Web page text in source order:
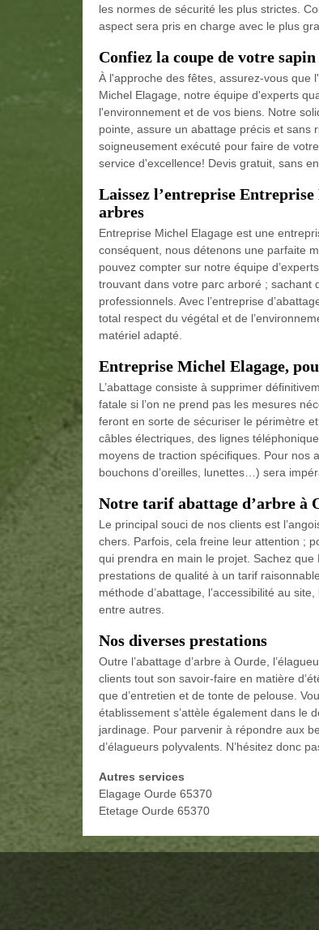
les normes de sécurité les plus strictes.
aspect sera pris en charge avec le plus
Confiez la coupe de votre
À l'approche des fêtes, assurez-vous que
Michel Elagage, notre équipe d'experts
l'environnement et de vos biens. Notre
pointe, assure un abattage précis et sans
soigneusement exécuté pour faire de
service d'excellence! Devis gratuit, sans
Laissez l’entreprise Entreprise
arbres
Entreprise Michel Elagage est une
conséquent, nous détenons une parfaite
pouvez compter sur notre équipe
trouvant dans votre parc arboré ; sachant
professionnels. Avec l’entreprise
total respect du végétal et de
matériel adapté.
Entreprise Michel Elagage,
L’abattage consiste à supprimer
fatale si l’on ne prend pas les mesures
feront en sorte de sécuriser le périmètre
câbles électriques, des lignes
moyens de traction spécifiques. Pour nos
bouchons d’oreilles, lunettes…) sera
Notre tarif abattage d’arbre à
Le principal souci de nos clients est
chers. Parfois, cela freine leur attention ;
qui prendra en main le projet. Sachez
prestations de qualité à un tarif
méthode d’abattage, l’accessibilité au
entre autres.
Nos diverses prestations
Outre l’abattage d’arbre à Ourde,
clients tout son savoir-faire en matière
que d’entretien et de tonte de pelouse.
établissement s’attèle également dans le
jardinage. Pour parvenir à répondre aux
d’élagueurs polyvalents. N’hésitez donc
Autres services
Elagage Ourde 65370
Etetage Ourde 65370